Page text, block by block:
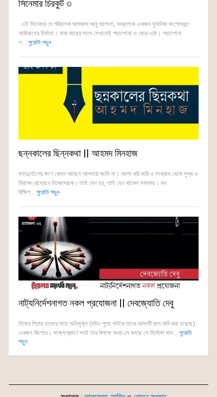
সিনেমার চিরকুট ৩
এই সিনেমার যে পরিচালক আমজাদ আবু আলালা, ভদ্রলোক একজন সুদানিজ বংশোদ্ভূত
আমিরাতের নির্মাতা। বাবা-মায়ের সাথে সেখানেই পড়াশোনা ও বেড়ে-ওঠা। পড়াশোনা
শ... পুরোটা পড়ুন
ছন্নকালের ছিন্নকথা || আহমদ মিনহাজ
মহাদুর্যোগের ক্ষণে কেমন আছেন আপনারা জানি না। আশা করি মারি ও সংক্রাম থেকে সুস্থ ও
নিরাপদ রেখেছেন নিজেদেরকে। তাই যেন হয়, তাই যেন থাকেন সবসময়। মন
বিক্ষিপ... পুরোটা পড়ুন
নাট্যনির্দেশনাগত নকল প্রযোজনা || দেবজ্যোতি দেবু
নিজের পিতার হত্যার দায়ে অভিযুক্ত (যদিও পুরো নাটকে তাকে আসামী বলে দাবি করা হয়েছে)
একজন কিশোর। সাক্ষ্যপ্রমাণ সবই তার বিপক্ষে অথচ সে বলছে সে নির্দোষ! মাম... পুরোটা
পড়ুন